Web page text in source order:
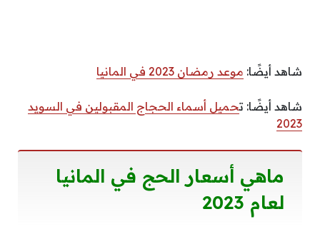
شاهد أيضًا: موعد رمضان 2023 في المانيا
شاهد أيضًا: تحميل أسماء الحجاج المقبولين في السويد
2023
ماهي أسعار الحج في المانيا
لعام 2023